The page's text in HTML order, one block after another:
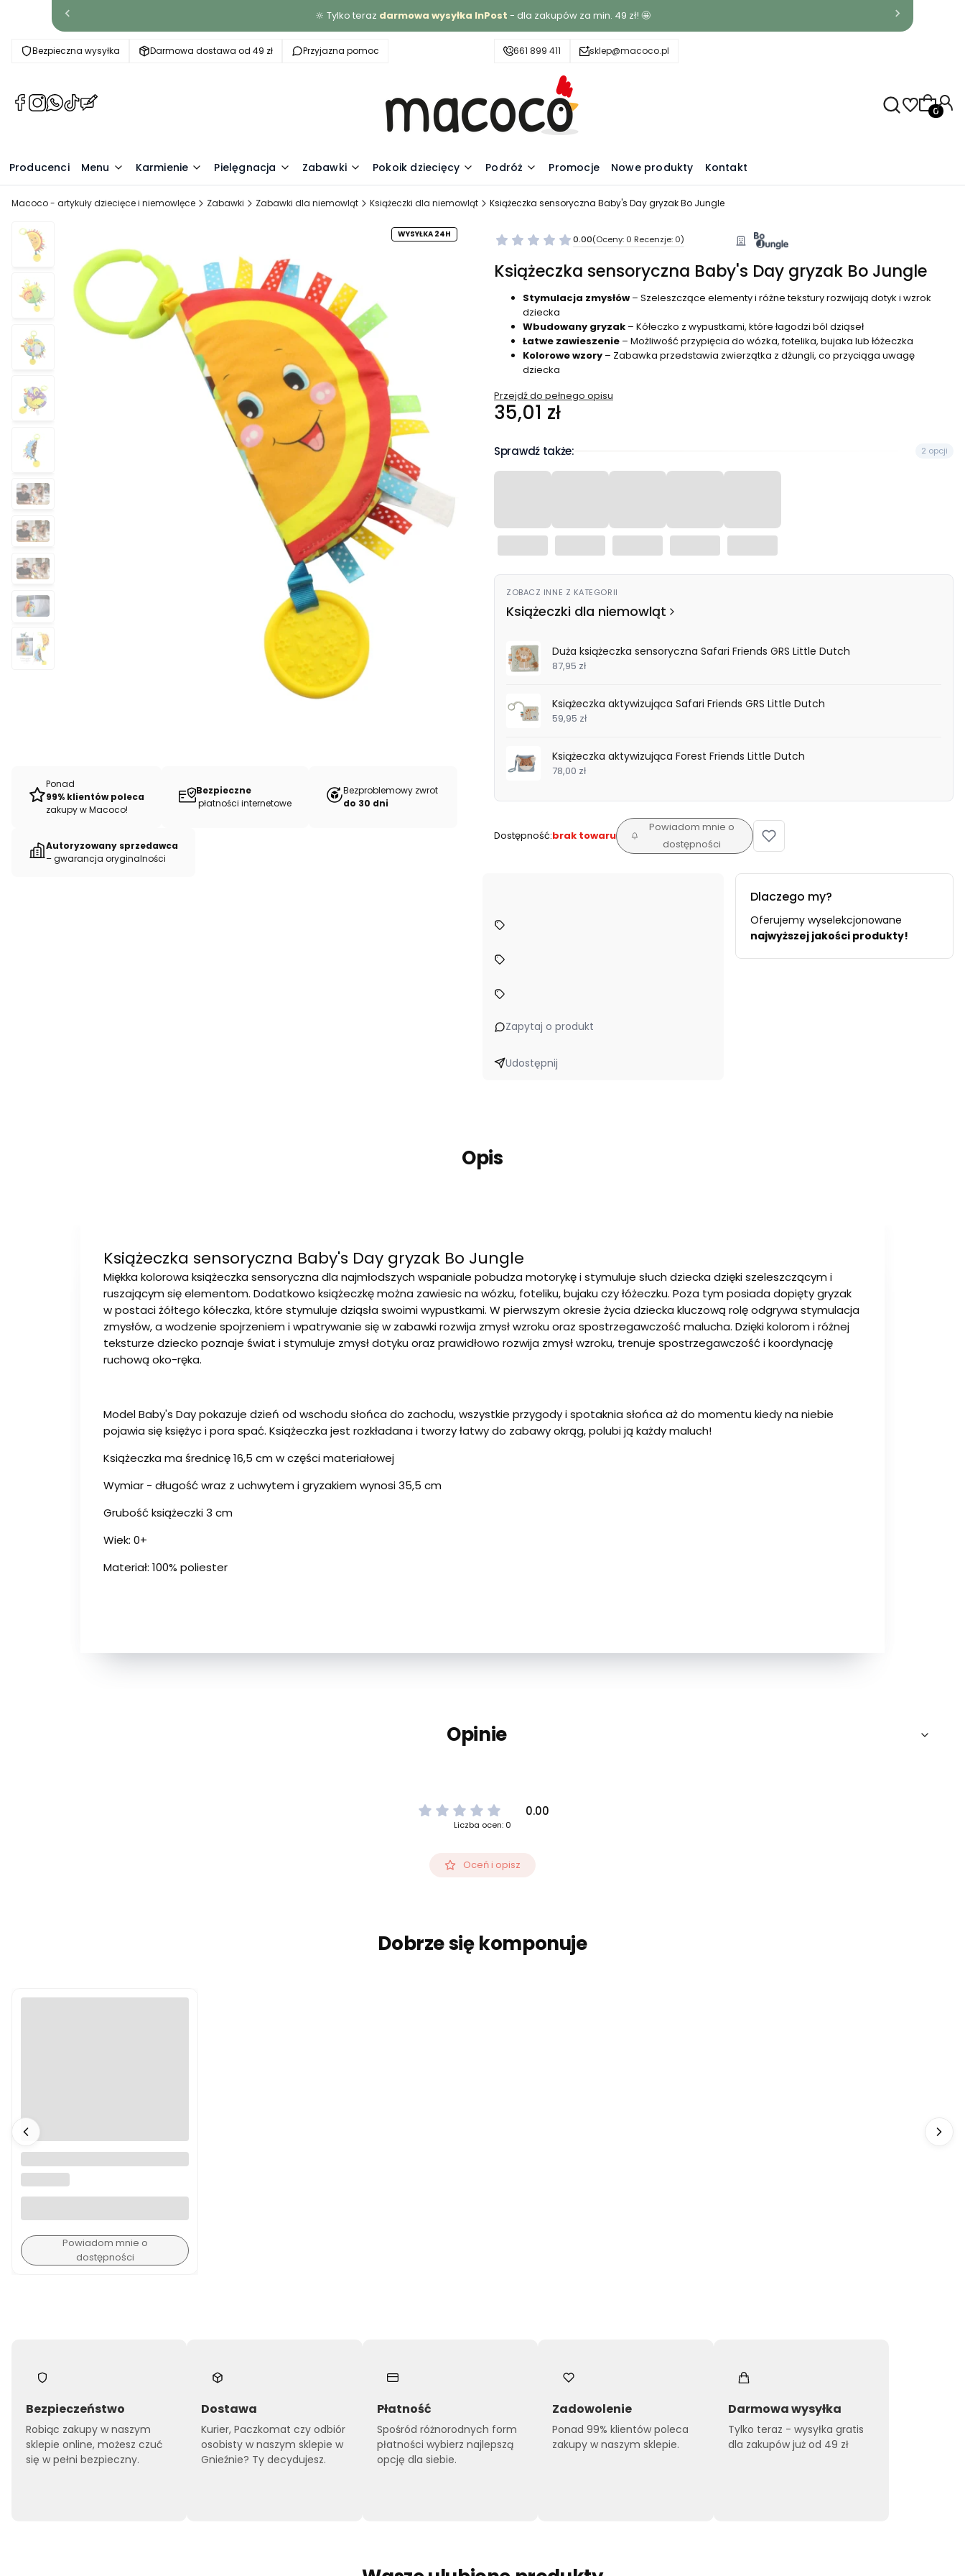
🔆 Tylko teraz darmowa wysyłka InPost - dla zakupów za min. 49 zł! 🤩
Bezpieczna wysyłka Darmowa dostawa od 49 zł Przyjazna pomoc 661 899 411 sklep@macoco.pl
(Otwiera
karcie)
(Otwiera
karcie)
(Otwiera
karcie)
(Otwiera
karcie)
(Otwiera
karcie)
Producenci Menu Karmienie Pielęgnacja Zabawki Pokoik dziecięcy Podróż Promocje Nowe produkty Kontakt
Macoco - artykuły dziecięce i niemowlęce Zabawki Zabawki dla niemowląt Książeczki dla niemowląt Książeczka sensoryczna Baby's Day gryzak Bo Jungle
Ponad
99% klientów poleca
zakupy w Macoco!
Bezpieczne
płatności internetowe
Bezproblemowy zwrot
do 30 dni
Autoryzowany sprzedawca
– gwarancja oryginalności
WYSYŁKA 24H 0.00(Oceny: 0 Recenzje: 0)
Książeczka sensoryczna Baby's Day gryzak Bo Jungle
Stymulacja zmysłów – Szeleszczące elementy i różne tekstury rozwijają dotyk i wzrok
dziecka
Wbudowany gryzak – Kółeczko z wypustkami, które łagodzi ból dziąseł
Łatwe zawieszenie – Możliwość przypięcia do wózka, fotelika, bujaka lub łóżeczka
Kolorowe wzory – Zabawka przedstawia zwierzątka z dżungli, co przyciąga uwagę
dziecka
Przejdź do pełnego opisu
Cena
35,01 zł
Sprawdź także: 2 opcji
ZOBACZ INNE Z KATEGORII
Książeczki dla niemowląt
Duża książeczka sensoryczna Safari Friends GRS Little Dutch
87,95 zł
Książeczka aktywizująca Safari Friends GRS Little Dutch
59,95 zł
Książeczka aktywizująca Forest Friends Little Dutch
78,00 zł
Dostępność:brak towaru
Powiadom mnie o
dostępności
Zapytaj o produkt
Udostępnij
Dlaczego my?
Oferujemy wyselekcjonowane
najwyższej jakości produkty!
Opis
Książeczka sensoryczna Baby's Day gryzak Bo Jungle
Miękka kolorowa książeczka sensoryczna dla najmłodszych wspaniale pobudza motorykę i stymuluje słuch dziecka dzięki szeleszczącym i
ruszającym się elementom. Dodatkowo książeczkę można zawiesic na wózku, foteliku, bujaku czy łóżeczku. Poza tym posiada dopięty gryzak
w postaci żółtego kółeczka, które stymuluje dziąsła swoimi wypustkami. W pierwszym okresie życia dziecka kluczową rolę odgrywa stymulacja
zmysłów, a wodzenie spojrzeniem i wpatrywanie się w zabawki rozwija zmysł wzroku oraz spostrzegawczość malucha. Dzięki kolorom i różnej
teksturze dziecko poznaje świat i stymuluje zmysł dotyku oraz prawidłowo rozwija zmysł wzroku, trenuje spostrzegawczość i koordynację
ruchową oko-ręka.
Model Baby's Day pokazuje dzień od wschodu słońca do zachodu, wszystkie przygody i spotaknia słońca aż do momentu kiedy na niebie
pojawia się księżyc i pora spać. Książeczka jest rozkładana i tworzy łatwy do zabawy okrąg, polubi ją każdy maluch!
Książeczka ma średnicę 16,5 cm w części materiałowej
Wymiar - długość wraz z uchwytem i gryzakiem wynosi 35,5 cm
Grubość książeczki 3 cm
Wiek: 0+
Materiał: 100% poliester
Opinie
0.00
Liczba ocen: 0
Oceń i opisz
Dobrze się komponuje
Animals Bo Jungle
Powiadom mnie o
dostępności
Bezpieczeństwo
Robiąc zakupy w naszym
sklepie online, możesz czuć
się w pełni bezpieczny.
Dostawa
Kurier, Paczkomat czy odbiór
osobisty w naszym sklepie w
Gnieźnie? Ty decydujesz.
Płatność
Spośród różnorodnych form
płatności wybierz najlepszą
opcję dla siebie.
Zadowolenie
Ponad 99% klientów poleca
zakupy w naszym sklepie.
Darmowa wysyłka
Tylko teraz - wysyłka gratis
dla zakupów już od 49 zł